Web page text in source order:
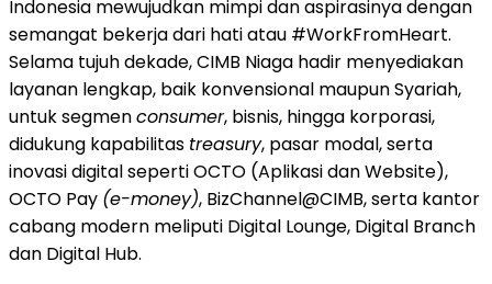
Indonesia mewujudkan mimpi dan aspirasinya dengan
semangat bekerja dari hati atau #WorkFromHeart.
Selama tujuh dekade, CIMB Niaga hadir menyediakan
layanan lengkap, baik konvensional maupun Syariah,
untuk segmenconsumer, bisnis, hingga korporasi,
didukung kapabilitas treasury, pasar modal, serta
inovasi digital seperti OCTO (Aplikasi dan Website),
OCTO Pay (e-money), BizChannel@CIMB, serta kantor
cabang modern meliputi Digital Lounge, Digital Branch
dan Digital Hub.